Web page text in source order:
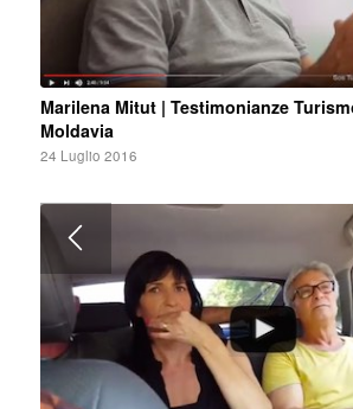
Marilena Mitut | Testimonianze
Moldavia
24 Luglio 2016